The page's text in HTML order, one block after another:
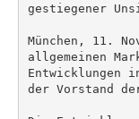
gestiegener
München, 11.
allgemeinen
Entwicklungen
der Vorstand